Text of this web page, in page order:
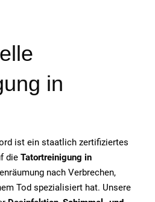
in
ist ein staatlich zertifiziertes
die Tatortreinigung in
nach Verbrechen,
Tod spezialisiert hat. Unsere